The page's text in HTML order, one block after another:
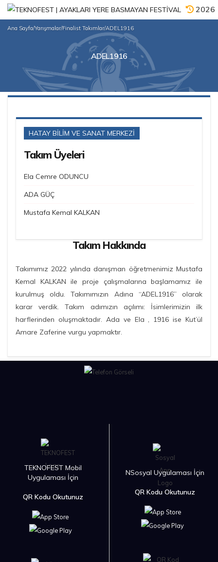
2026
Ana Sayfa/Yarışmalar/Finalist Takımlar/ADEL1916
ADEL1916
HATAY BİLİM VE SANAT MERKEZİ
Takım Üyeleri
Ela Cemre ODUNCU
ADA GÜÇ
Mustafa Kemal KALKAN
Takım Hakkında
Takımımız 2022 yılında danışman öğretmenimiz Mustafa
Kemal KALKAN ile proje çalışmalarına başlamamız ile
kurulmuş oldu. Takımımızın Adına “ADEL1916” olarak
karar verdik. Takım adımızın açılımı: İsimlerimizin ilk
harflerinden oluşmaktadır. Ada ve Ela , 1916 ise Kut’ül
Amare Zaferine vurgu yapmaktır.
TEKNOFEST Mobil
Uygulaması İçin
QR Kodu Okutunuz
NSosyal Uygulaması İçin
QR Kodu Okutunuz